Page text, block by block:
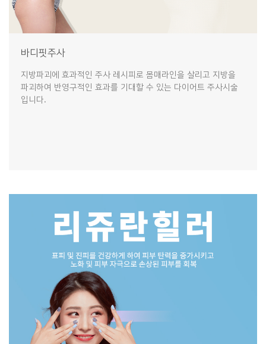
바디핏주사
지방파괴에 효과적인 주사 레시피로 몸매라인을 살리고 지방을
파괴하여 반영구적인 효과를 기대할 수 있는 다이어트 주사시술
입니다.